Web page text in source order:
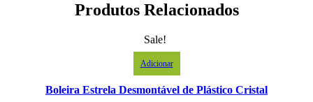
Produtos Relacionados
Sale!
Adicionar
Boleira Estrela Desmontável de Plástico Cristal